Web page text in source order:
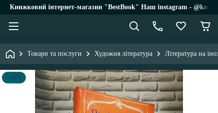
Книжковий інтернет-магазин "BestBook" Наш instagram -
Товари та послуги Художня література Література на
–26%